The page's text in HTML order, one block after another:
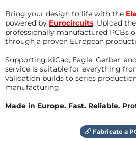
Bring your design to life with the
powered by Eurocircuits. Upload
professionally manufactured PCBs
through a proven European
Supporting KiCad, Eagle, Gerber,
service is suitable for everything
validation builds to series
manufacturing.
Made in Europe. Fast. Reliable.
Fabricate a